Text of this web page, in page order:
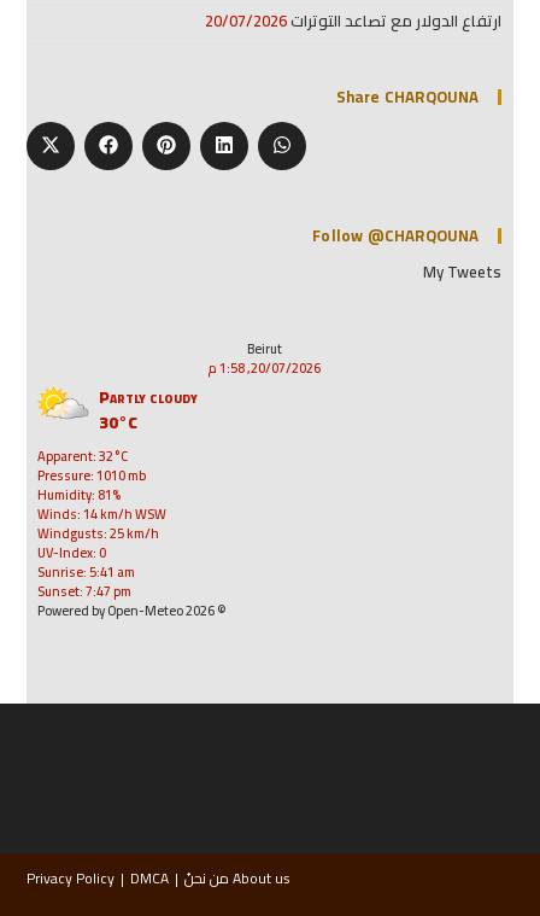
ارتفاع الدولار مع تصاعد التوترات20/07/2026
Share CHARQOUNA
Follow @CHARQOUNA
My Tweets
Beirut
20/07/2026, 1:58 م
Partly cloudy
30°C
Apparent: 32°C
Pressure: 1010 mb
Humidity: 81%
Winds: 14 km/h WSW
Windgusts: 25 km/h
UV-Index: 0
Sunrise: 5:41 am
Sunset: 7:47 pm
© 2026 Powered by Open-Meteo
About us من نحنُ DMCA
Privacy Policy